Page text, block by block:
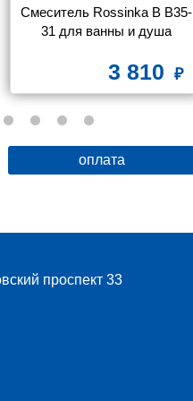
Смеситель Rossinka B B35-
31 для ванны и душа
3 810
оплата
проспект 33